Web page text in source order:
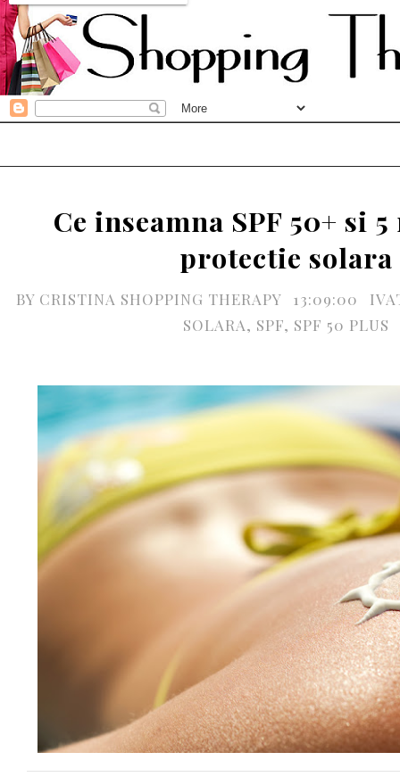
Ce inseamna SPF 50+ si
protectie solara
BY CRISTINA SHOPPING THERAPY 13:09:00
SOLARA, SPF, SPF 50 PLUS